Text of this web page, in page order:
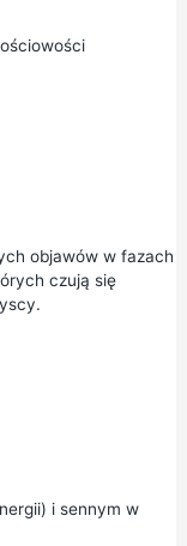
objawów w fazach
czują się
i sennym w